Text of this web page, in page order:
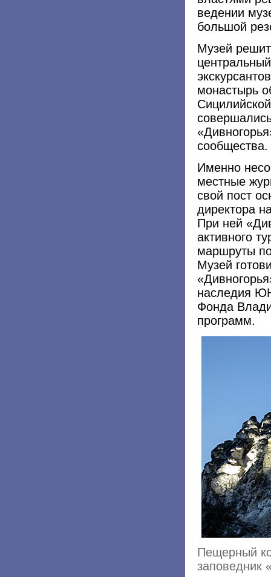
ведении
большой
Музей
монастырь
сообщества.
Именно
местные
свой пост
директора
При ней
активного
маршруты
Музей
наследия
Фонда
программ.
Пещерный
заповедник